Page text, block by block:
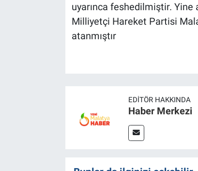
uyarınca feshedilmiştir.
Milliyetçi Hareket Partisi
atanmıştır
EDITÖR HAKKINDA
Haber Merkezi